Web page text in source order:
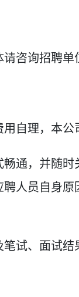
咨询招聘单
用自理，本
畅通，并随
人员自身
笔试、面试